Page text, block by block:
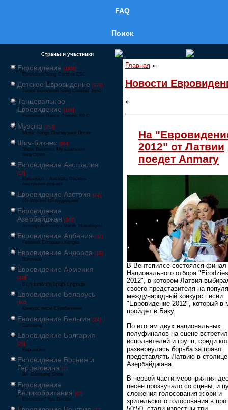
FAQ
Поиск
Страны и участники
Евровидение [1858]
Eurovision Song Contest ESC
Детское Евровидение [878]
Junior Eurovision Song Contest JESC
Танцевальное
Евровидение [106]
Eurovision Dance Contest EDC
Музыка [257]
Music Songs Поп-музыка Песни
Шоу-бизнес [564]
Show Business Музыкальная
индустрия
Евровидение Австралия
[17]
Eurovision – Australia Decides
Австралия решает
Евровидение Австрия [24]
Ö3-Wecker Ö3 Будильник
Евровидение
Азербайджан [549]
Avrovijn Avroviziya Mahnı Müsabiqəsi
Евровидение Албания [32]
Festivali Evropian i Këngës
Евровидение Андорра [15]
Eurovisió
Евровидение Армения
[228]
Եվրատեսիլ երգի մրցույթ
Евровидение Беларусь
[600]
Конкурс песні Еўрабачанне
Евровидение Бельгия [24]
Eurosong
Евровидение Болгария
[26]
Евровизия
Евровидение Босния и
Герцеговина [21]
BH Eurosong Show
Евровидение
Великобритания [67]
Eurovision: You Decide
Главная »
Новости
»
На
2012" от Латвии
поедет Anmary
В Вентспилсе состоялся финал
Национального отбора
2012", в котором Латвия
своего представителя на
международный конкурс песни
"Евровидение 2012", который в
пройдет в Баку.
По итогам двух национальных
полуфиналов на сцене
исполнителей и групп, среди
развернулась борьба за право
представлять Латвию в столице
Азербайджана.
В первой части мероприятия
песен прозвучало со сцены, и
сложения голосования жюри и
зрительского голосования в